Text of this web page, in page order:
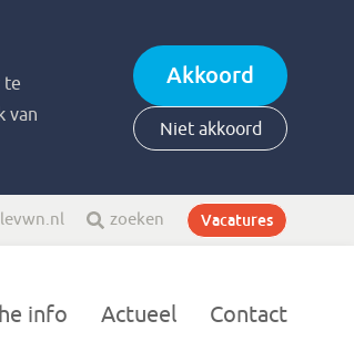
te
van
Akkoord
Niet akkoord
zoeken Vacatures
info Actueel Contact